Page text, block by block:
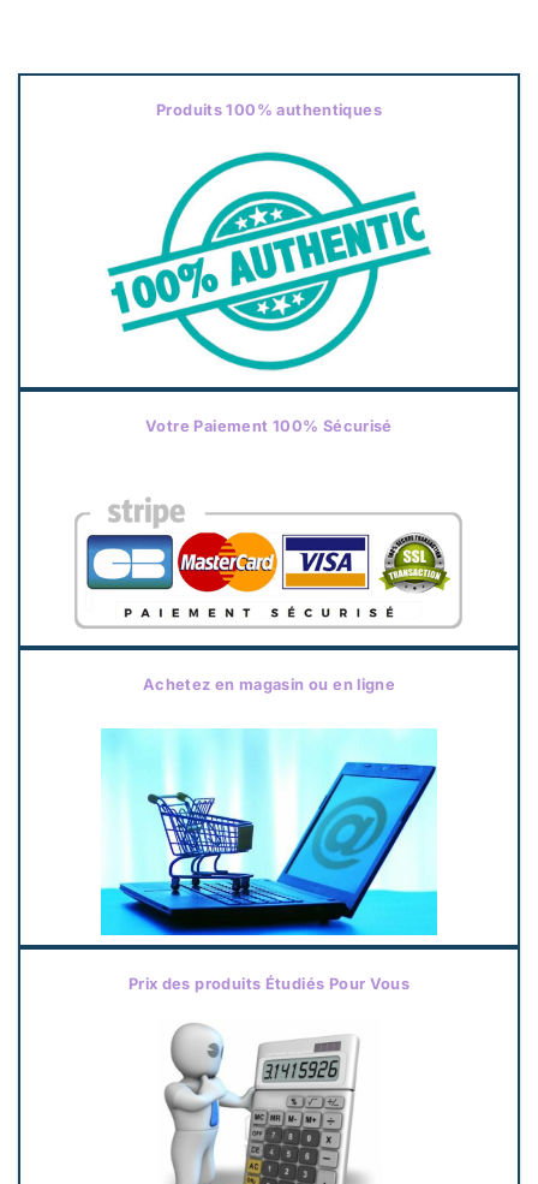
Produits 100% authentiques
Votre Paiement 100% Sécurisé
Achetez en magasin ou en ligne
Prix des produits Étudiés Pour Vous